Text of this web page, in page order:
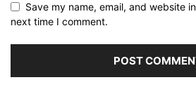
Save my name, email, and website
next time I comment.